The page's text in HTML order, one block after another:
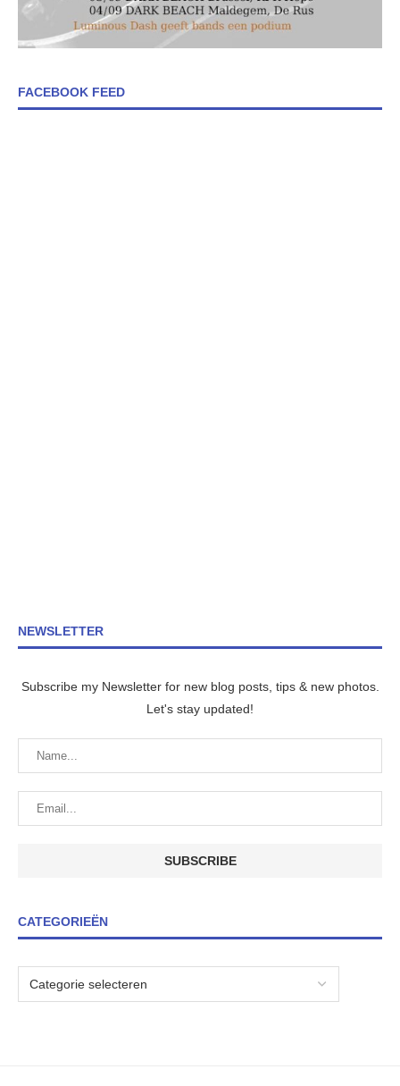
FACEBOOK FEED
NEWSLETTER
Subscribe my Newsletter for new blog posts, tips & new photos.
Let's stay updated!
CATEGORIEËN